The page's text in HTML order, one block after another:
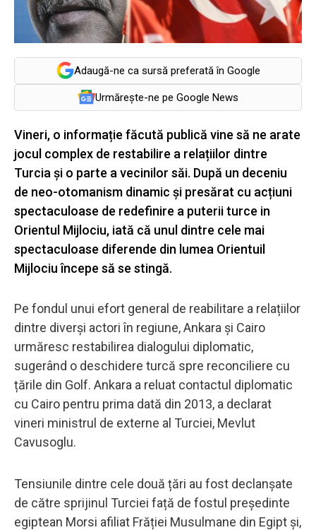
Adaugă-ne ca sursă preferată în Google
Urmărește-ne pe Google News
Vineri, o informație făcută publică vine să ne arate
jocul complex de restabilire a relațiilor dintre
Turcia și o parte a vecinilor săi. După un deceniu
de neo-otomanism dinamic și presărat cu acțiuni
spectaculoase de redefinire a puterii turce in
Orientul Mijlociu, iată că unul dintre cele mai
spectaculoase diferende din lumea Orientuil
Mijlociu începe să se stingă.
Pe fondul unui efort general de reabilitare a relațiilor
dintre diverși actori în regiune, Ankara și Cairo
urmăresc restabilirea dialogului diplomatic,
sugerând o deschidere turcă spre reconciliere cu
țările din Golf. Ankara a reluat contactul diplomatic
cu Cairo pentru prima dată din 2013, a declarat
vineri ministrul de externe al Turciei, Mevlut
Cavusoglu.
Tensiunile dintre cele două țări au fost declanșate
de către sprijinul Turciei față de fostul președinte
egiptean Morsi afiliat Frăției Musulmane din Egipt și,